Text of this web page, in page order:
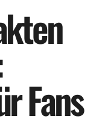
kten
rFans